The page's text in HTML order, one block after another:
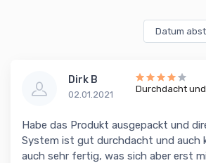
Dirk B
02.01.2021
Durchdacht
Habe das Produkt ausgepackt und
System ist gut durchdacht und auch
auch sehr fertig, was sich aber erst